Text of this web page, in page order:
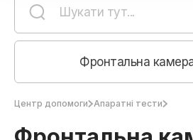
Центр допомоги Апаратні тести